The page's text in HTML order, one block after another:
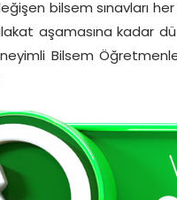
bilsem sınavları
aşamasına kadar
Bilsem